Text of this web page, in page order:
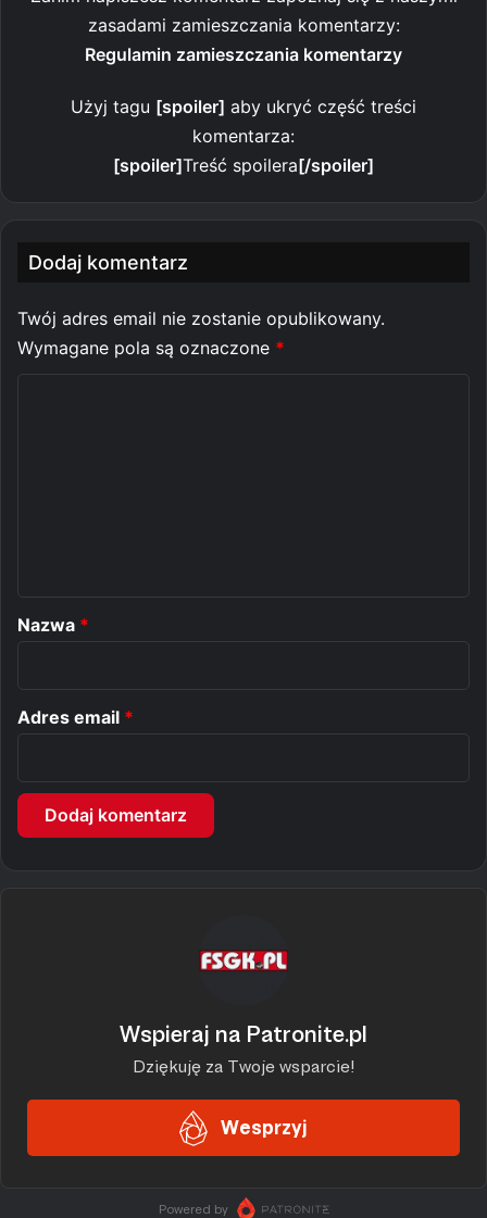
zasadami zamieszczania komentarzy:
Regulamin zamieszczania komentarzy
Użyj tagu [spoiler] aby ukryć część treści
komentarza:
[spoiler]Treść spoilera[/spoiler]
Dodaj komentarz
Twój adres email nie zostanie opublikowany.
Wymagane pola są oznaczone *
r
Nazwa *
Adres email *